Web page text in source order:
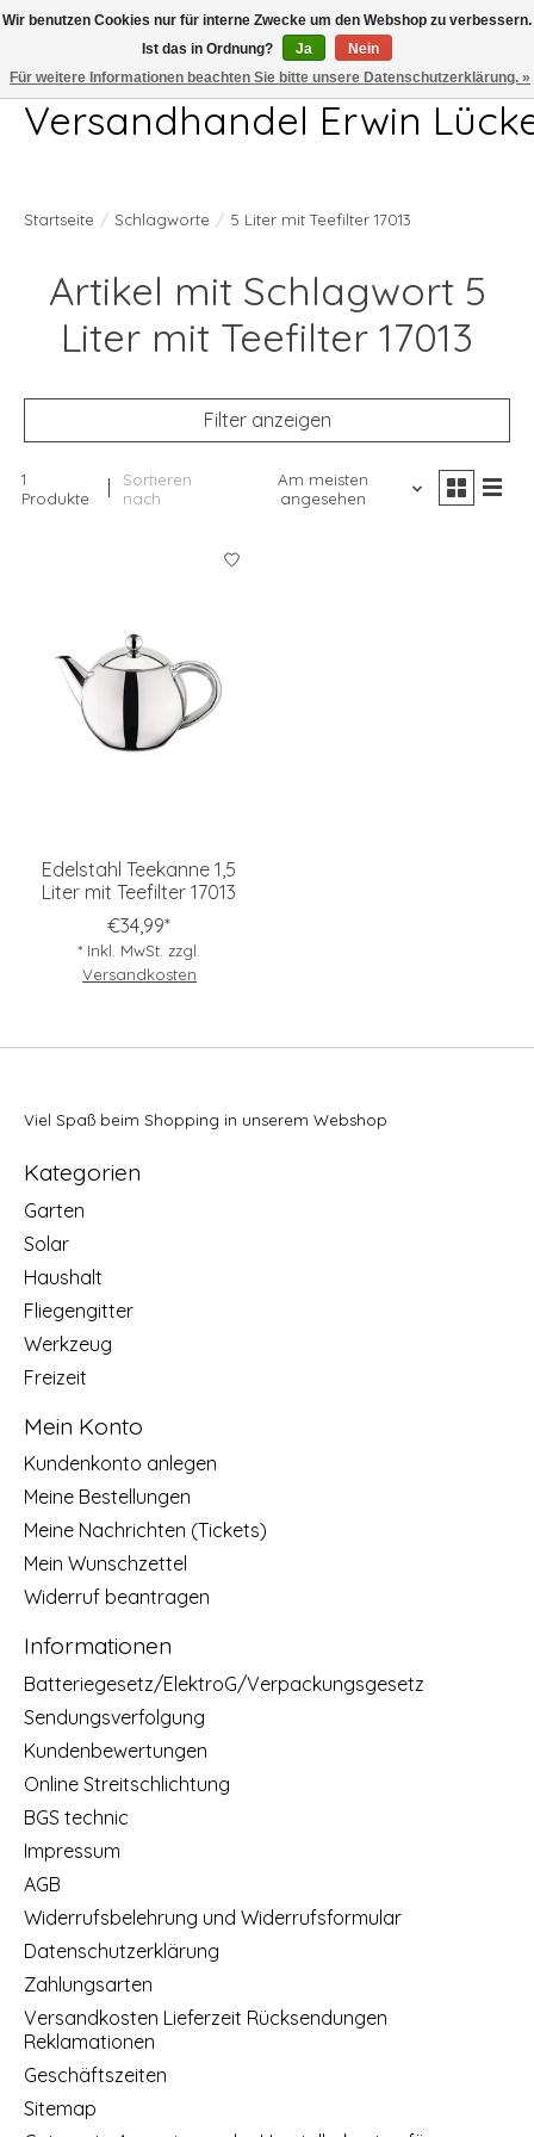
Telefon 04407 715872 MO-DO 7.00-17.00Uhr FR 7.00-13.00Uhr
Versandhandel Erwin
Startseite / Schlagworte / 5 Liter mit Teefilter 17013
Artikel mit Schlagwort 5
Liter mit Teefilter 17013
Filter anzeigen
1
Produkte
Sortieren
nach
Am meisten
angesehen
Edelstahl Teekanne 1,5
Liter mit Teefilter 17013
€34,99*
* Inkl. MwSt. zzgl.
Versandkosten
Viel Spaß beim Shopping in unserem Webshop
Kategorien
Garten
Solar
Haushalt
Fliegengitter
Werkzeug
Freizeit
Mein Konto
Kundenkonto anlegen
Meine Bestellungen
Meine Nachrichten (Tickets)
Mein Wunschzettel
Widerruf beantragen
Informationen
Batteriegesetz/ElektroG/Verpackungsgesetz
Sendungsverfolgung
Kundenbewertungen
Online Streitschlichtung
BGS technic
Impressum
AGB
Widerrufsbelehrung und Widerrufsformular
Datenschutzerklärung
Zahlungsarten
Versandkosten Lieferzeit Rücksendungen
Reklamationen
Geschäftszeiten
Sitemap
Wir benutzen Cookies nur für interne Zwecke um den Webshop zu verbessern.
Ist das in Ordnung?
Ja
Nein
Für weitere Informationen beachten Sie bitte unsere Datenschutzerklärung. »